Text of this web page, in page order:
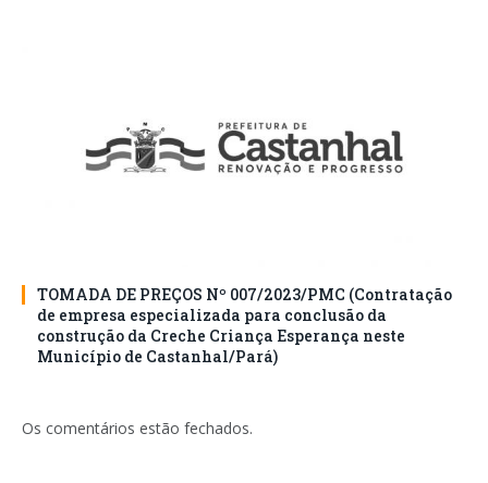
TOMADA DE PREÇOS Nº 007/2023/PMC (Contratação
de empresa especializada para conclusão da
construção da Creche Criança Esperança neste
Município de Castanhal/Pará)
Os comentários estão fechados.